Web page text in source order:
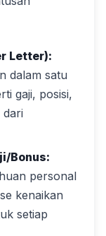
Letter):
dalam satu
gaji, posisi,
dari
Bonus:
personal
kenaikan
setiap